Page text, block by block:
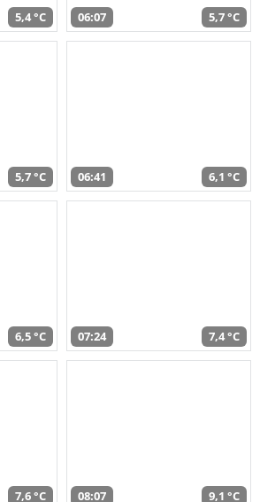
5,4 °C 06:07 5,7 °C
5,7 °C 06:41 6,1 °C
6,5 °C 07:24 7,4 °C
7,6 °C 08:07 9,1 °C